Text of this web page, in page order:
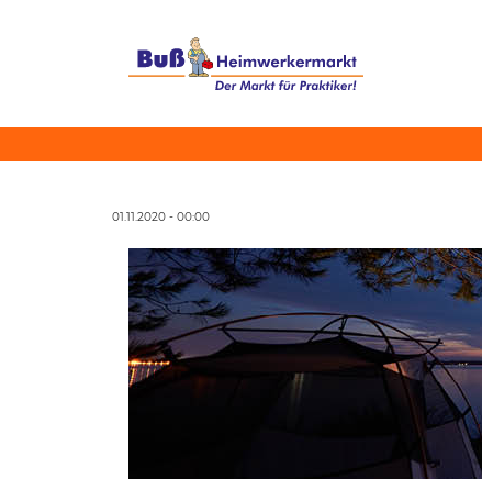
01.11.2020 - 00:00